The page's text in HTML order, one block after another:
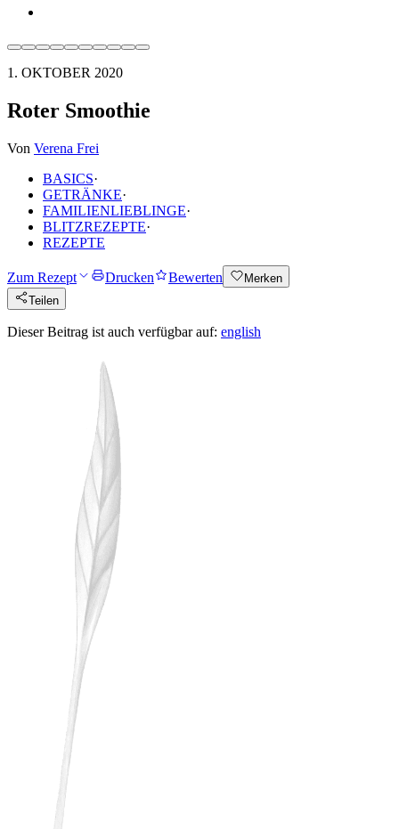
1. OKTOBER 2020
Roter Smoothie
Von Verena Frei
BASICS·
GETRÄNKE·
FAMILIENLIEBLINGE·
BLITZREZEPTE·
REZEPTE
Zum Rezept Drucken Bewerten
Merken
Teilen
Dieser Beitrag ist auch verfügbar auf: english